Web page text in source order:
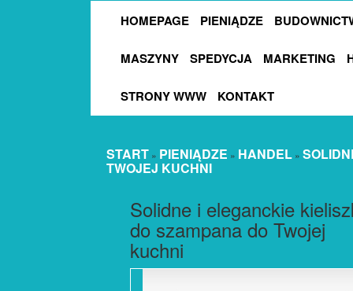
HOMEPAGE PIENIĄDZE
MASZYNY SPEDYCJA MARKETING
STRONY WWW KONTAKT
START » PIENIĄDZE » HANDEL »
TWOJEJ KUCHNI
Solidne i eleganckie
do szampana do Twojej
kuchni